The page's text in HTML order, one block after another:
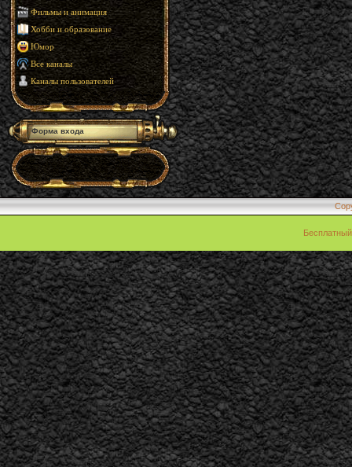
Фильмы и анимация
Хобби и образование
Юмор
Все каналы
Каналы пользователей
Форма входа